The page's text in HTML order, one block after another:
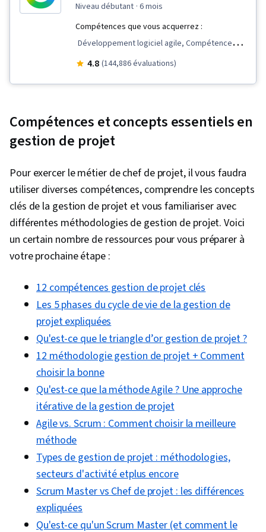
niveau débutant · 6 mois
Compétences que vous acquerrez :
Développement logiciel agile, Compétences
en matière d'entretien, Gestion d'équipe,
projet, Présence sur le web, Évaluation de la
qualité, Assurance qualité, Qualité des produits
projet, Gestion de projet, Définition du champ
d'application du projet, Gestion du
changement, Arriérés, Gestion de projet agile,
Planification du projet, Gestion de la qualité,
Témoignage de l'utilisateur, Feuilles de route
des produits, Planification du sprint,
Développement agile de produits, Résolution
de problèmes, Logiciel de gestion de projet,
Renforcement de l'esprit d'équipe,
Établissement de priorités, Méthodologie agile,
Méthodologie de la cascade, Influence,
Exigences relatives aux produits, Esprit
d'équipe, Développement professionnel, Outils
d'ingénierie rapide, Ingénierie rapide, L'image
de marque, Connaissance de l'IA, Google
Gemini, IA générative, Gestion des risques,
Récit de données, Coordination du projet,
Contrôle des projets, Leadership et gestion,
Mise en œuvre du projet, Gestion des risques
liés aux projets, Réflexion stratégique, Suivi
des questions, Jalons (gestion de projet),
4.8 (144,886 évaluations)
Compétences et concepts essentiels en
gestion de projet
Pour exercer le métier de chef de projet, il vous faudra
utiliser diverses compétences, comprendre les concepts
clés de la gestion de projet et vous familiariser avec
différentes méthodologies de gestion de projet. Voici
un certain nombre de ressources pour vous préparer à
votre prochaine étape :
12 compétences gestion de projet clés
Les 5 phases du cycle de vie de la gestion de
projet expliquées
Qu'est-ce que le triangle d’or gestion de projet ?
12 méthodologie gestion de projet + Comment
choisir la bonne
Qu'est-ce que la méthode Agile ? Une approche
itérative de la gestion de projet
Agile vs. Scrum : Comment choisir la meilleure
méthode
Types de gestion de projet : méthodologies,
secteurs d'activité etplus encore
Scrum Master vs Chef de projet : les différences
expliquées
Qu'est-ce qu'un Scrum Master (et comment le